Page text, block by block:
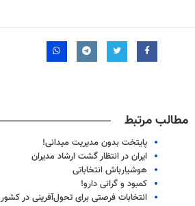
مطالب مرتبط
پایتخت بدون مدیریت میدانی‌!
ایران در انتظار گشت ارشاد مدیران
هوشیارباش انتخاباتی
کمبود و گرانی دارو!
انتخابات فرصتی برای تحول‌آفرینی در کشور